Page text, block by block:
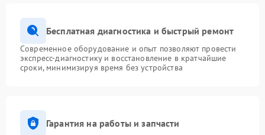
Бесплатная диагностика и быстрый ремонт
Современное оборудование и опыт позволяют провести
экспресс-диагностику и восстановление в кратчайшие
сроки, минимизируя время без устройства
Гарантия на работы и запчасти